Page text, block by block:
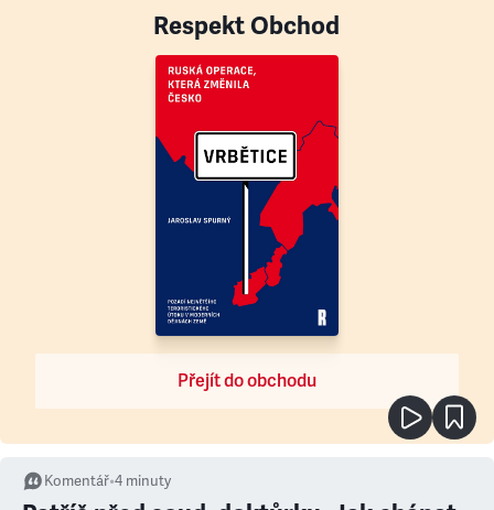
Respekt Obchod
Přejít do obchodu
Komentář•4 minuty